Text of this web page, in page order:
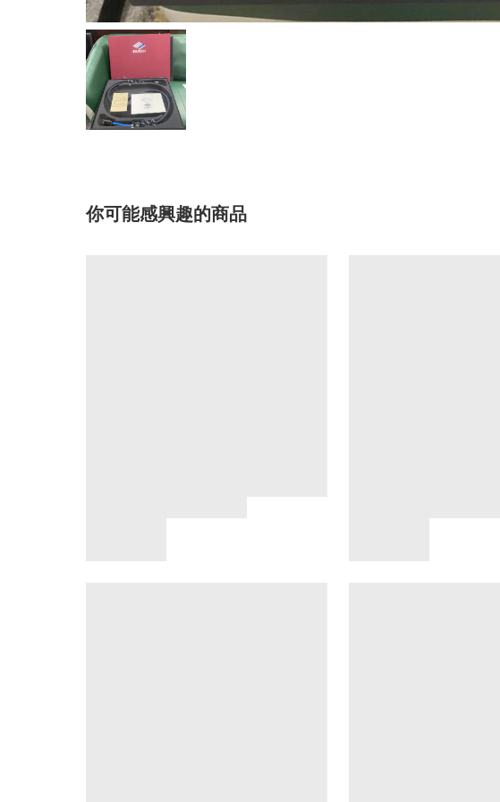
你可能感興趣的商品